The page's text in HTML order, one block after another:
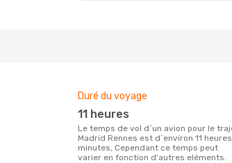
Duré du voyage
11 heures
Le temps de vol d´un avion pour le trajet
Madrid Rennes est d´environ 11 heures
minutes, Cependant ce temps peut
varier en fonction d'autres eléments.